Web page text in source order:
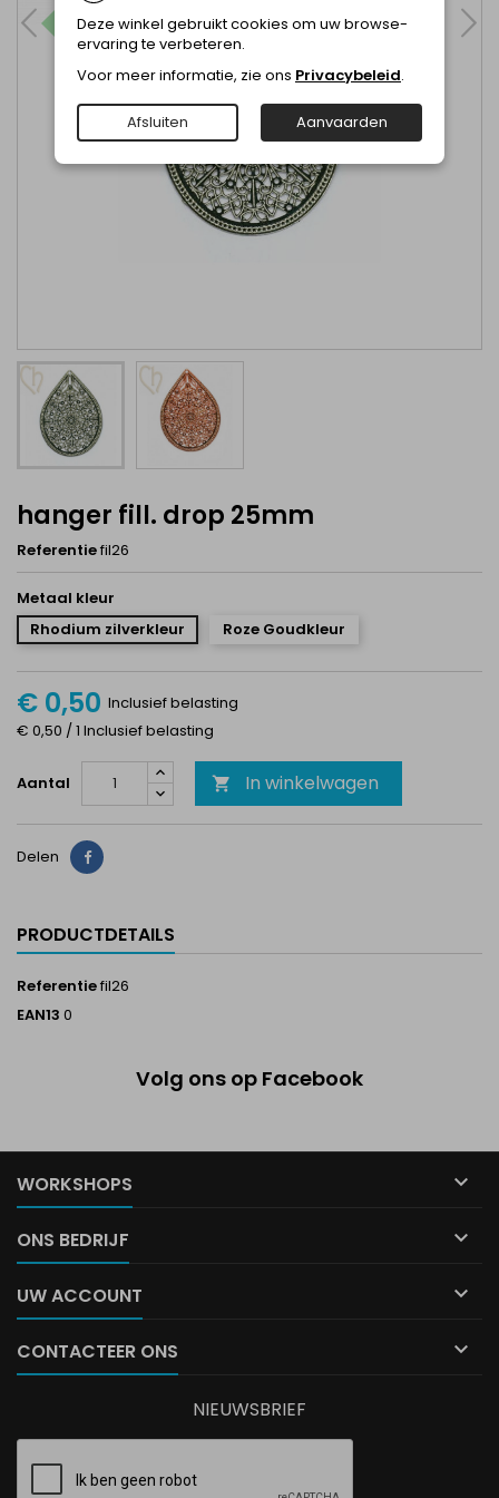
hanger fill. drop 25mm
Referentiefil26
Metaal kleur
Rhodium zilverkleur
Roze Goudkleur
€ 0,50 Inclusief belasting
€ 0,50 / 1 Inclusief belasting
Aantal  In winkelwagen
Delen Delen
PRODUCTDETAILS
Referentiefil26
EAN13 0
Volg ons op Facebook
WORKSHOPS 
ONS BEDRIJF 
UW ACCOUNT 
CONTACTEER ONS 
Deze winkel gebruikt cookies om uw browse-
ervaring te verbeteren.
Voor meer informatie, zie ons Privacybeleid.
Afsluiten Aanvaarden
NIEUWSBRIEF